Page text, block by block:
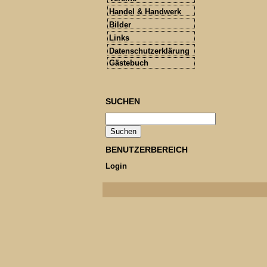
Handel & Handwerk
Bilder
Links
Datenschutzerklärung
Gästebuch
SUCHEN
BENUTZERBEREICH
Login